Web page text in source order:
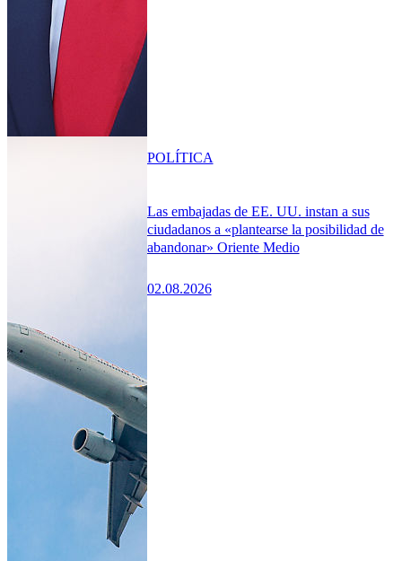
Las embajadas de EE. UU. instan a sus
ciudadanos a «plantearse la posibilidad de
abandonar» Oriente Medio
02.08.2026
POLÍTICA